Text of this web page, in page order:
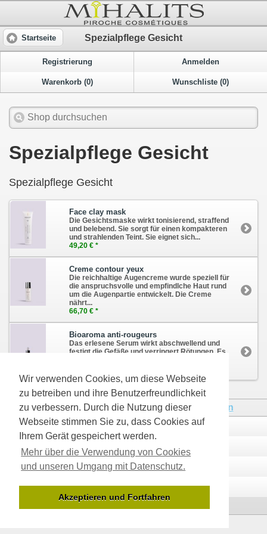
Wir verwenden Cookies, um diese Webseite
zu betreiben und ihre Benutzerfreundlichkeit
zu verbessern. Durch die Nutzung dieser
Webseite stimmen Sie zu, dass Cookies auf
Ihrem Gerät gespeichert werden.
Mehr über die Verwendung von Cookies
und unseren Umgang mit Datenschutz.
Akzeptieren und Fortfahren
Startseite Spezialpflege Gesicht
Registrierung Anmelden
Warenkorb (0) Wunschliste (0)
Spezialpflege Gesicht
Spezialpflege Gesicht
Face clay mask
Die Gesichtsmaske wirkt tonisierend, straffend
und belebend. Sie sorgt für einen kompakteren
und strahlenden Teint. Sie eignet sich...
49,20 € *
Creme contour yeux
Die reichhaltige Augencreme wurde speziell für
die anspruchsvolle und empfindlche Haut rund
um die Augenpartie entwickelt. Die Creme
nährt...
66,70 € *
Bioaroma anti-rougeurs
Das erlesene Serum wirkt abschwellend und
festigt die Gefäße und verringert Rötungen. Es
* Alle Preise inkl. MwSt., zzgl. Versandkosten
Kontakt Über uns
Zahlungsarten Versandinfos
Datenschutzerklärung
Impressum Widerrufsrecht